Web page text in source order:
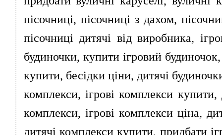
пісочниці, пісочниці з дахом,
пісочниці дитячі від виробника,
будиночки, купити ігровий
купити, бесідки ціни, дитячі
комплекси, ігрові комплекси купити,
комплекси, ігрові комплекси ціна,
дитячі комплекси купити, придбати